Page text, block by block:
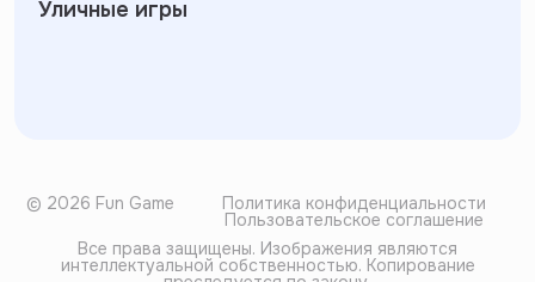
Уличные игры
© 2026 Fun Game Политика конфиденциальности
Пользовательское соглашение
Все права защищены. Изображения являются
интеллектуальной собственностью. Копирование